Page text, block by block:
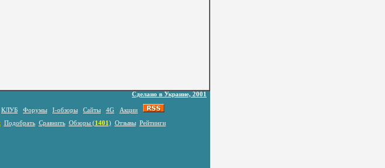
Сделано в Украине, 2001
КЛУБ Форумы I-обзоры Сайты 4G
Акции
Подобрать Сравнить Обзоры (1401 ) Отзывы Рейтинги